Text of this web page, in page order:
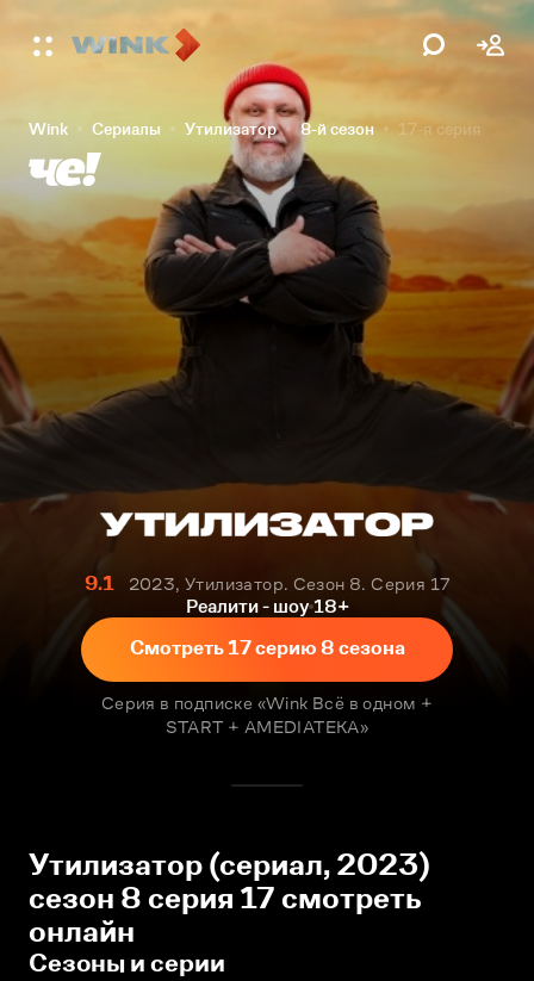
Wink Сериалы Утилизатор 8-й сезон 17-я серия
9.1
2023, Утилизатор. Сезон 8. Серия 17
Реалити - шоу 18+
Смотреть 17 серию 8 сезона
Серия в подписке «Wink Всё в одном +
START + AMEDIATEKA»
Утилизатор (сериал, 2023)
сезон 8 серия 17 смотреть
онлайн
Сезоны и серии